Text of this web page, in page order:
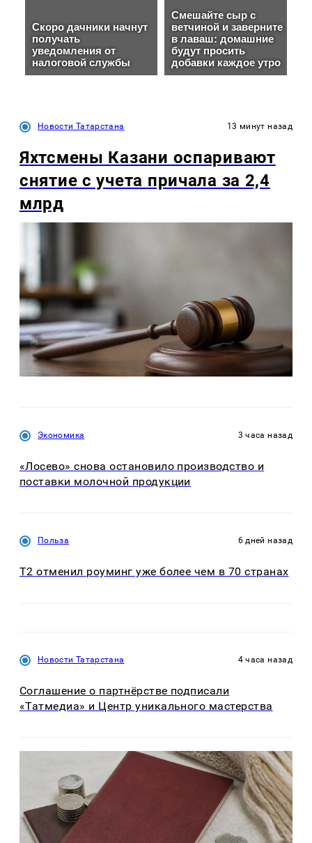
Новости Татарстана 13 минут назад
Яхтсмены Казани оспаривают
снятие с учета причала за 2,4
млрд
Экономика 3 часа назад
«Лосево» снова остановило производство и
поставки молочной продукции
Польза 6 дней назад
Т2 отменил роуминг уже более чем в 70 странах
Новости Татарстана 4 часа назад
Соглашение о партнёрстве подписали
«Татмедиа» и Центр уникального мастерства